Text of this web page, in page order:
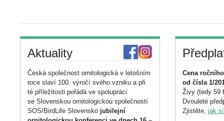
Aktuality
Česká společnost ornitologická v letošním
roce slaví 100. výročí svého vzniku a při
té příležitosti pořádá ve spolupráci
se Slovenskou ornitologickou společností
SOS/BirdLife Slovensko jubilejní
Cena
od čísla 1/
Živy (tedy 59
Dvouleté
Zjistěte, jak